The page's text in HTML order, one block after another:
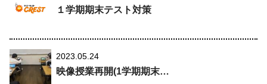
１学期期末テスト対策
2023.05.24
映像授業再開(1学期期末…